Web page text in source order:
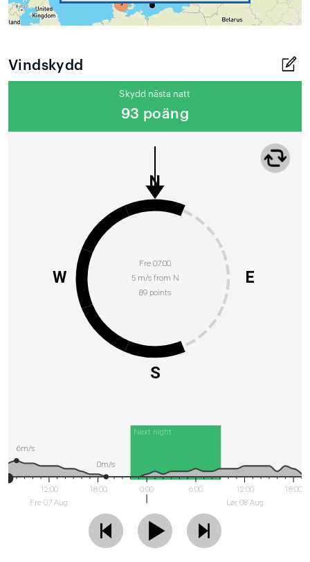
Vindskydd
Skydd nästa natt
93 poäng
Fre 07:00
5 m/s from N
89 points
N
E
S
W
Next night
12:00
Fre 07 Aug
18:00 0:00 6:00
12:00
Lør 08 Aug
18:00
6m/s
0m/s